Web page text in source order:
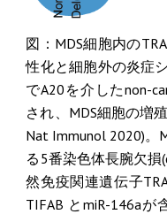
図：MDS細胞内の
性化と細胞外の炎症
でA20を介したnon-
され、MDS細胞の増
Nat Immunol 2020)。
る5番染色体長腕欠損
然免疫関連遺伝子
TIFAB とmiR-146a